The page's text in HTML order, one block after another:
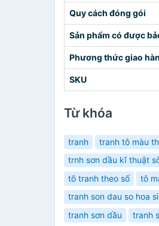
Quy cách đóng gói
Sản phẩm có được
Phương thức giao
SKU
Từ khóa
tranh tranh tô màu
trnh sơn dầu kĩ thuật
tô tranh theo số
tô
tranh son dau so hoa
tranh sơn dầu
tranh